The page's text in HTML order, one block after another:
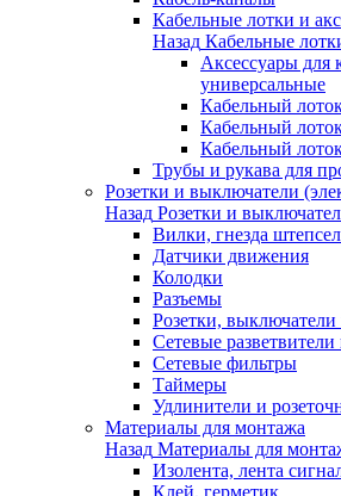
Кабельные лотки и
Назад Кабельные
Аксессуары для
универсальные
Кабельный
Кабельный
Кабельный
Трубы и рукава для
Розетки и выключатели
Назад Розетки и
Вилки, гнезда
Датчики движения
Колодки
Разъемы
Розетки, выключатели
Сетевые
Сетевые фильтры
Таймеры
Удлинители и
Материалы для монтажа
Назад Материалы для
Изолента, лента
Клей, герметик